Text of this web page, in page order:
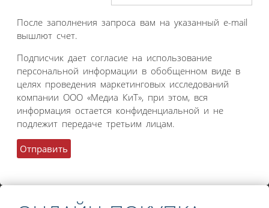
После заполнения запроса вам на указанный e-mail
вышлют счет.
Подписчик дает согласие на использование
персональной информации в обобщенном виде в
целях проведения маркетинговых исследований
компании ООО «Медиа КиТ», при этом, вся
информация остается конфиденциальной и не
подлежит передаче третьим лицам.